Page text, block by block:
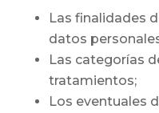
Las finalidades
datos
Las categorías
tratamientos;
Los eventuales